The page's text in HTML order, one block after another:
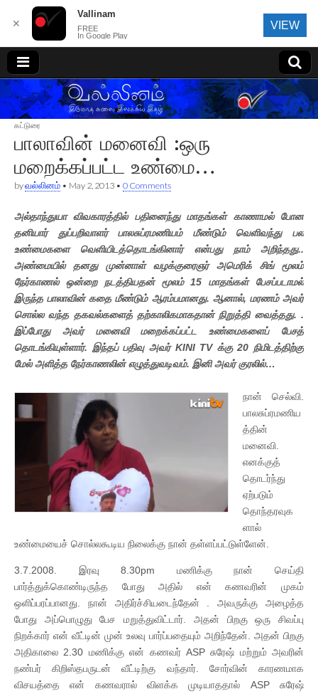
வல்லினம்
கட்டுரை
பாலாவின் மனைவி :ஒரு
மறைக்கப்பட்ட உண்மை…
byவல்லினம் • May 2, 2013 • 0 Comments
அல்தாந்துயா விவகாரத்தில் பதினைந்து மாதங்கள் காணாமல் போன
தனியார் துப்பறிவாளர் பாலசுப்ரமணியம் மீண்டும் வெளிவந்து பல
உண்மைகளை வெளியிடத்தொடங்கினார் என்பது நாம் அறிந்தது..
அண்மையில் தனது முன்னாள் வழக்குரைஞர் அமெரிக் சிங் மூலம்
நேர்காணல் ஒன்றை நடத்தியதன் மூலம் 15 மாதங்கள் பேசப்படாமல்
இருந்த பாலாவின் கதை மீண்டும் ஆரம்பமானது. ஆனால், மரணம் அவர்
சொல்ல வந்த தகவல்களைத் தற்காலிகமாகதான் நிறுத்தி வைத்தது. .
இப்போது அவர் மனைவி மறைக்கப்பட்ட உண்மைகளைப் பேசத்
தொடங்கியுள்ளார். இந்தப் பதிவு அவர் KINI TV க்கு 20 நிமிடத்திற்கு
மேல் அளித்த நேர்காணலின் எழுத்துவடிவம். இனி அவர் குரலில்…
நான் செல்வி.
பாலசுப்ரமணிய
த்தின்
மனைவி.
எனக்குத்
தொடர்ந்து
ஏற்படும்
தொந்தரவுக
ளால்
உண்மையைச் சொல்லகூடிய நிலைக்கு நான் தள்ளப்பட்டுள்ளேன்.
3.7.2008. இரவு 8.30pm மணிக்கு நான் செய்தி
பார்த்துக்கொண்டிருந்த போது அதில் என் கணவரின் முகம்
ஒளிப்பரப்பானது. நான் அதிர்ச்சியடைந்தேன் . அவருக்கு அழைத்த
போது அப்பொழுது பேச மறுத்துவிட்டார். அதன் பிறகு ஒரு சிவப்பு
நிறக்கார் என் வீட்டின் முன் உலவு பார்ப்பதையும் அறிந்தேன். அதன் பிறகு
அதிகாலை 2.30 மணிக்கு என் கணவர் ASP சுரேஷ் மற்றும் அவரின்
நண்பர் கிறிஸ்தபருடன் வீட்டிற்கு வந்தார். சோர்வின் காரணமாக
விசயத்தை என் கணவரால் விளக்க முடியாததால் ASP சுரேஷ்
✕
Vallinam
FREE
In Google Play
VIEW